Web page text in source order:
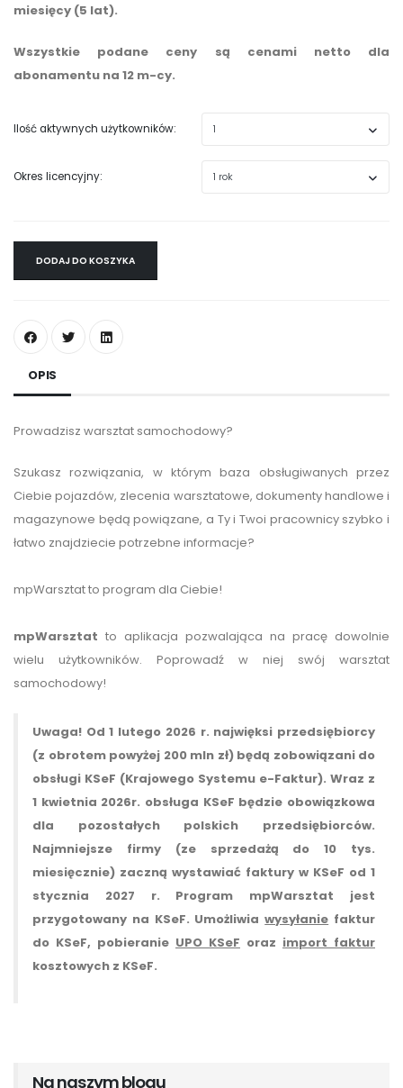
miesięcy (5 lat).
Wszystkie podane ceny są cenami netto dla
abonamentu na 12 m-cy.
Ilość aktywnych użytkowników:
Okres licencyjny:
DODAJ DO KOSZYKA
OPIS
Prowadzisz warsztat samochodowy?
Szukasz rozwiązania, w którym baza obsługiwanych przez
Ciebie pojazdów, zlecenia warsztatowe, dokumenty handlowe i
magazynowe będą powiązane, a Ty i Twoi pracownicy szybko i
łatwo znajdziecie potrzebne informacje?
mpWarsztat to program dla Ciebie!
mpWarsztat to aplikacja pozwalająca na pracę dowolnie
wielu użytkowników. Poprowadź w niej swój warsztat
samochodowy!
Uwaga! Od 1 lutego 2026 r. najwięksi przedsiębiorcy
(z obrotem powyżej 200 mln zł) będą zobowiązani do
obsługi KSeF (Krajowego Systemu e-Faktur). Wraz z
1 kwietnia 2026r. obsługa KSeF będzie obowiązkowa
dla pozostałych polskich przedsiębiorców.
Najmniejsze firmy (ze sprzedażą do 10 tys.
miesięcznie) zaczną wystawiać faktury w KSeF od 1
stycznia 2027 r. Program mpWarsztat jest
przygotowany na KSeF. Umożliwiawysyłanie faktur
do KSeF, pobieranie UPO KSeF oraz import faktur
kosztowych z KSeF.
Na naszym blogu